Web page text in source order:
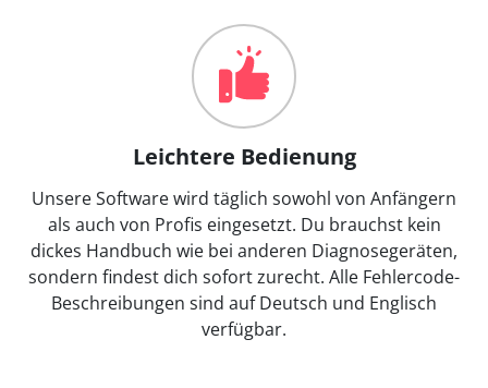
Leichtere Bedienung
Unsere Software wird täglich sowohl von Anfängern
als auch von Profis eingesetzt. Du brauchst kein
dickes Handbuch wie bei anderen Diagnosegeräten,
sondern findest dich sofort zurecht. Alle Fehlercode-
Beschreibungen sind auf Deutsch und Englisch
verfügbar.